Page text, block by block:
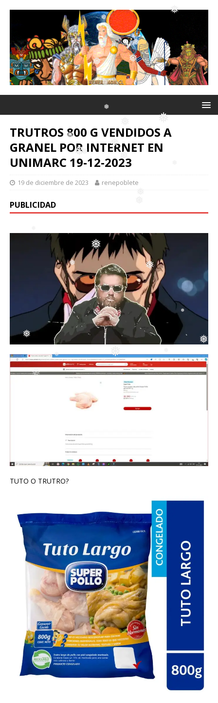
❅
❅
❅
❅
❅
❅ ❅
❅
❅ ❅ ❅
❅ ❅
❅
❅
TRUTROS 800 G VENDIDOS A
GRANEL POR INTERNET EN
UNIMARC 19-12-2023
19 de diciembre de 2023 renepoblete
PUBLICIDAD
TUTO O TRUTRO?